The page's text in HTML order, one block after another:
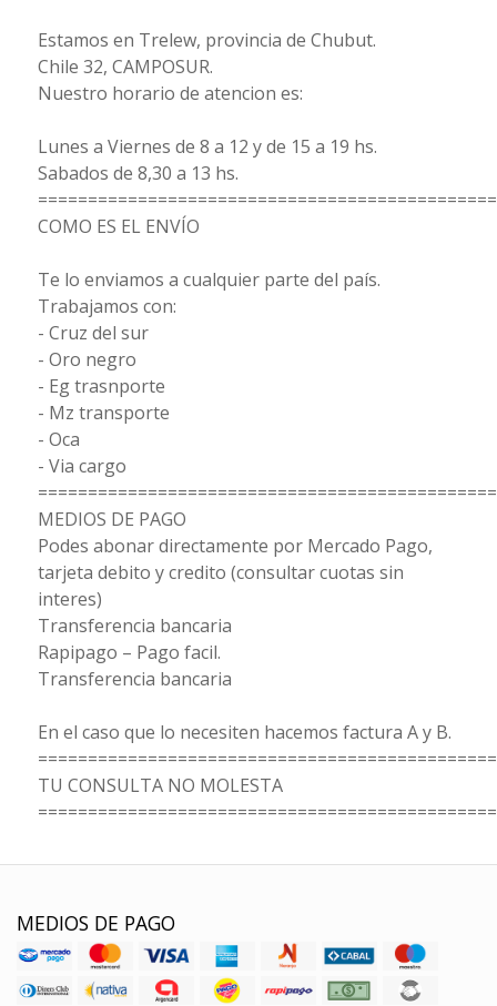
Estamos en Trelew, provincia de Chubut.
Chile 32, CAMPOSUR.
Nuestro horario de atencion es:
Lunes a Viernes de 8 a 12 y de 15 a 19 hs.
Sabados de 8,30 a 13 hs.
COMO ES EL ENVÍO
Te lo enviamos a cualquier parte del país.
Trabajamos con:
- Cruz del sur
- Oro negro
- Eg trasnporte
- Mz transporte
- Oca
- Via cargo
MEDIOS DE PAGO
Podes abonar directamente por Mercado Pago,
tarjeta debito y credito (consultar cuotas sin
interes)
Transferencia bancaria
Rapipago – Pago facil.
Transferencia bancaria
En el caso que lo necesiten hacemos factura A y B.
TU CONSULTA NO MOLESTA
MEDIOS DE PAGO